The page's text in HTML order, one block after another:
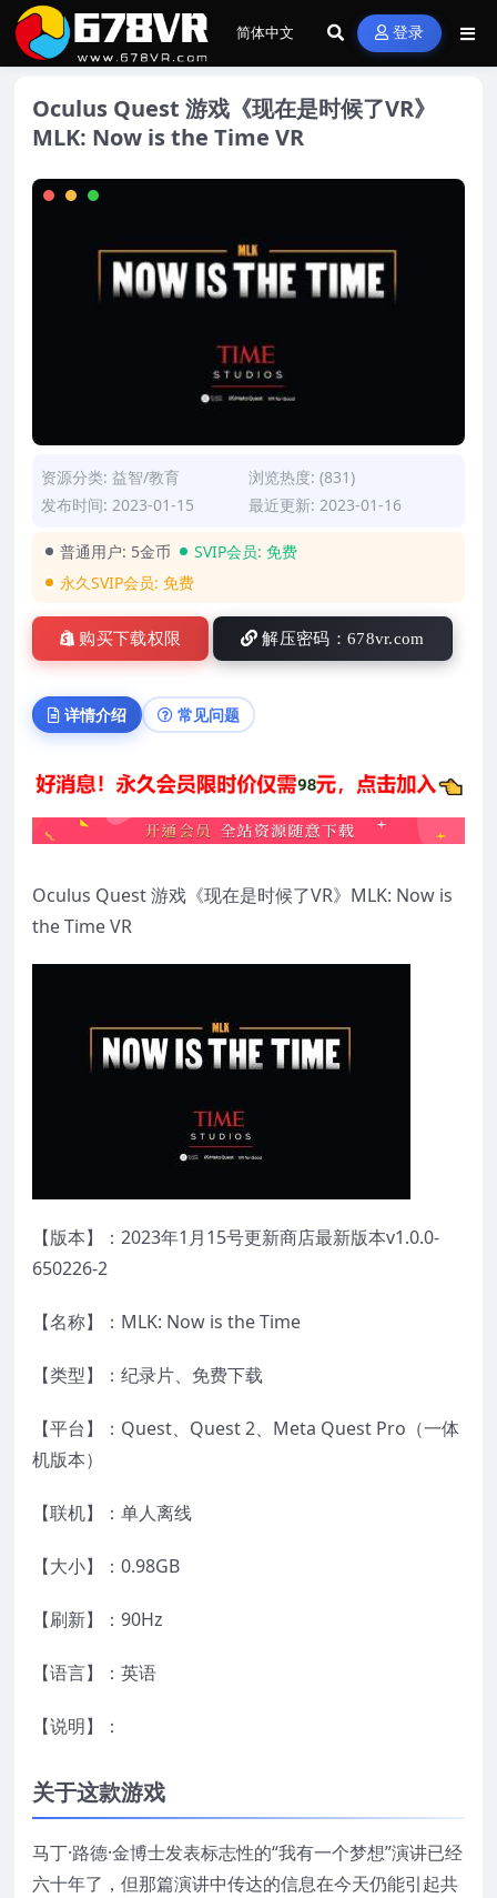
登录
Oculus Quest 游戏《现在是时候了VR》
MLK: Now is the Time VR
资源分类: 益智/教育
浏览热度: (831)
发布时间: 2023-01-15
最近更新: 2023-01-16
普通用户: 5金币 SVIP会员: 免费
永久SVIP会员: 免费
购买下载权限 解压密码：678vr.com
详情介绍 常见问题
Oculus Quest 游戏《现在是时候了VR》MLK: Now is
the Time VR
【版本】：2023年1月15号更新商店最新版本v1.0.0-
650226-2
【名称】：MLK: Now is the Time
【类型】：纪录片、免费下载
【平台】：Quest、Quest 2、Meta Quest Pro（一体
机版本）
【联机】：单人离线
【大小】：0.98GB
【刷新】：90Hz
【语言】：英语
【说明】：
关于这款游戏
马丁·路德·金博士发表标志性的“我有一个梦想”演讲已经
六十年了，但那篇演讲中传达的信息在今天仍能引起共